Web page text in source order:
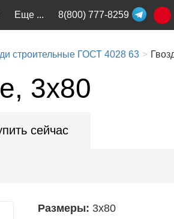
Еще ... 8(800) 777-8259
строительные ГОСТ 4028 63
3x80
сейчас
Размеры: 3х80